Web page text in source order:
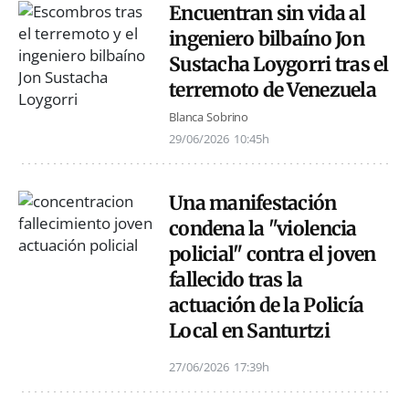
Encuentran sin vida al
ingeniero bilbaíno Jon
Sustacha Loygorri tras el
terremoto de Venezuela
Blanca Sobrino
29/06/2026 10:45h
Una manifestación
condena la "violencia
policial" contra el joven
fallecido tras la
actuación de la Policía
Local en Santurtzi
27/06/2026 17:39h